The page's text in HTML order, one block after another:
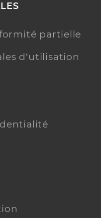
partielle
d'utilisation